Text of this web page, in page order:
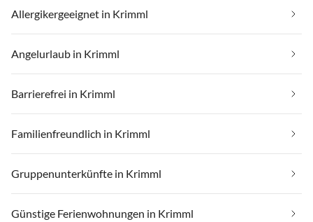
Allergikergeeignet in Krimml
Angelurlaub in Krimml
Barrierefrei in Krimml
Familienfreundlich in Krimml
Gruppenunterkünfte in Krimml
Günstige Ferienwohnungen in Krimml